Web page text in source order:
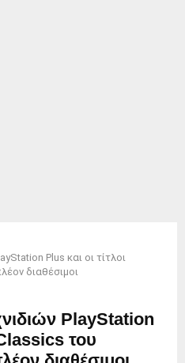
Plus και οι τίτλοι
διαθέσιμοι
PlayStation
του